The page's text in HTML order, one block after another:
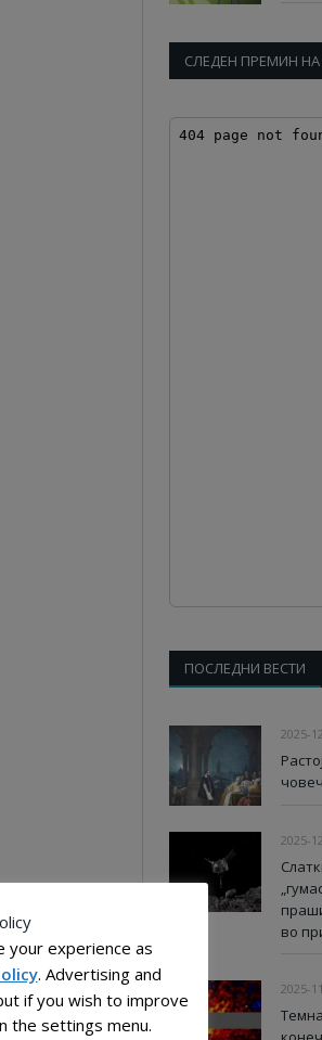
СЛЕДЕН ПРЕМИН НА
ПОСЛЕДНИ ВЕСТИ
2025-
2025-
во
2025-
your experience as
. Advertising and
if you wish to improve
the settings menu.